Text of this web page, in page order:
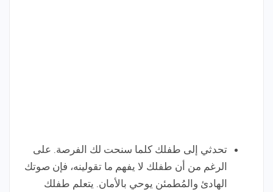
تحدثي إلى طفلك كلما سنحت لك الفرصة. على
الرغم من أن طفلك لا يفهم ما تقولينه، فإن صوتك
الهادئ والمُطمئن يوحي بالأمان. يتعلم طفلك